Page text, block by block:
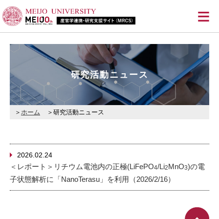
≡
研究活動ニュース
ホーム 研究活動ニュース
2026.02.24
＜レポート＞リチウム電池内の正極(LiFePO4/Li2MnO3)の電
子状態解析に「NanoTerasu」を利用（2026/2/16）